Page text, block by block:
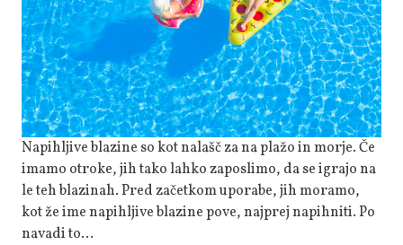
Vzamemo
Napihljive
Blazine
Napihljive blazine so kot nalašč za na plažo in morje. Če
imamo otroke, jih tako lahko zaposlimo, da se igrajo na
le teh blazinah. Pred začetkom uporabe, jih moramo,
kot že ime napihljive blazine pove, najprej napihniti. Po
navadi to…